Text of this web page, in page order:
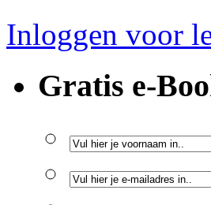
Inloggen voor
Gratis e-